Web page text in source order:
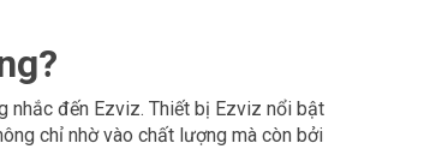
nhắc đến Ezviz. Thiết bị Ezviz nổi bật
chỉ nhờ vào chất lượng mà còn bởi